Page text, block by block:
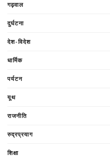
गढ़वाल
दुर्घटना
देश-विदेश
धार्मिक
पर्यटन
यूथ
राजनीति
रुद्रप्रयाग
शिक्षा